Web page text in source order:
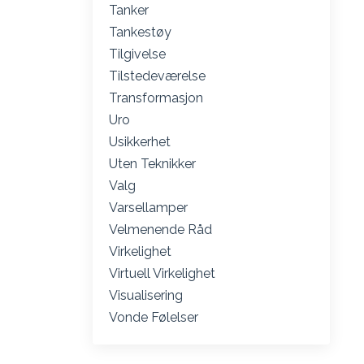
Tanker
Tankestøy
Tilgivelse
Tilstedeværelse
Transformasjon
Uro
Usikkerhet
Uten Teknikker
Valg
Varsellamper
Velmenende Råd
Virkelighet
Virtuell Virkelighet
Visualisering
Vonde Følelser